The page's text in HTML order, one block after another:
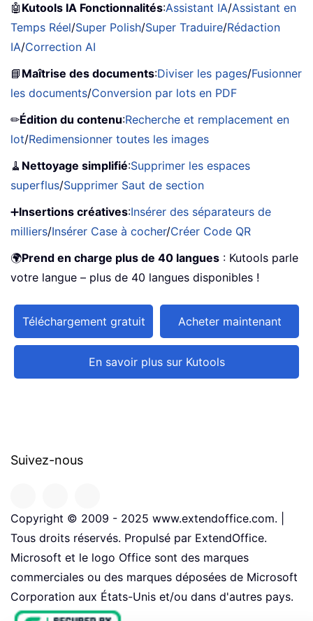
🤖 Kutools IA Fonctionnalités:Assistant IA/Assistant en
Temps Réel/Super Polish/Super Traduire/Rédaction
IA/Correction AI
📘 Maîtrise des documents:Diviser les pages/Fusionner
les documents/Conversion par lots en PDF
✏Édition du contenu:Recherche et remplacement en
lot/Redimensionner toutes les images
🧹 Nettoyage simplifié:Supprimer les espaces
superflus/Supprimer Saut de section
➕Insertions créatives:Insérer des séparateurs de
milliers/Insérer Case à cocher/Créer Code QR
🌍Prend en charge plus de 40 langues : Kutools parle
votre langue – plus de 40 langues disponibles !
Téléchargement gratuit Acheter maintenant
En savoir plus sur Kutools
Suivez-nous
Copyright © 2009 - 2025 www.extendoffice.com. |
Tous droits réservés. Propulsé par ExtendOffice.
Microsoft et le logo Office sont des marques
commerciales ou des marques déposées de Microsoft
Corporation aux États-Unis et/ou dans d'autres pays.